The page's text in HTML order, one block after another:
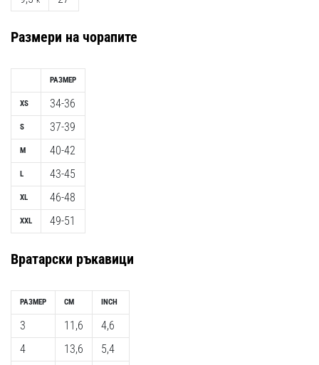
Размери на чорапите
XS
S
M
L
XL
XXL
РАЗМЕР
34-36
37-39
40-42
43-45
46-48
49-51
Вратарски ръкавици
РАЗМЕР
3
4
CM
11,6
13,6
INCH
4,6
5,4